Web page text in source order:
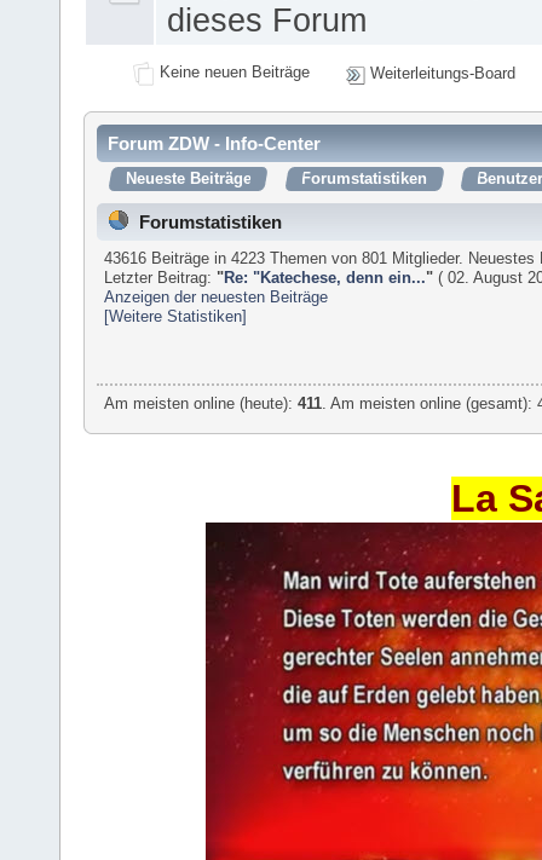
dieses Forum
Keine neuen Beiträge Weiterleitungs-Board
Forum ZDW - Info-Center
Neueste Beiträge Forumstatistiken
Forumstatistiken
43616 Beiträge in 4223 Themen von 801 Mitglieder.
Letzter Beitrag: "Re: "Katechese, denn ein..." ( 02. August
Anzeigen der neuesten Beiträge
[Weitere Statistiken]
Am meisten online (heute):411 . Am meisten online
La